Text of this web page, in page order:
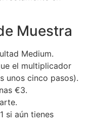
Muestra
Medium.
el multiplicador
unos cinco pasos).
€3.
si aún tienes